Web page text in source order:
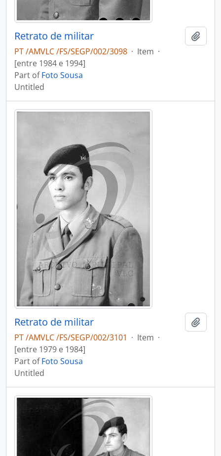
Retrato de militar
PT /AMVLC /FS/SEGP/002/3098 · Item ·
[entre 1984 e 1994]
Part ofFoto Sousa
Untitled
Retrato de militar
PT /AMVLC /FS/SEGP/002/3101 · Item ·
[entre 1979 e 1984]
Part ofFoto Sousa
Untitled